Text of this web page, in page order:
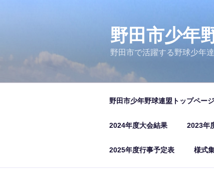
野田市少年
野田市で活躍する野球少年
野田市少年野球連盟トップページ
2024年度大会結果 2023年
2025年度行事予定表 様式